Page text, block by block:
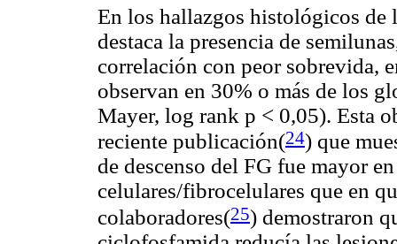
En los hallazgos histológicos de
destaca la presencia de
correlación con peor sobrevida,
observan en 30% o más de los
Mayer, log rank p < 0,05). Esta
reciente publicación(24) que
de descenso del FG fue mayor
celulares/fibrocelulares que en
colaboradores(25) demostraron